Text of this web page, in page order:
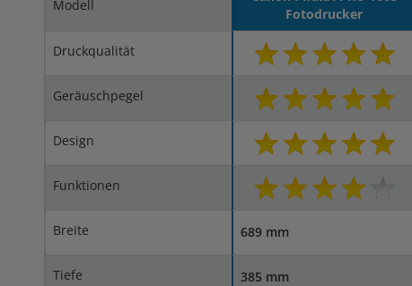
Modell
Fotodrucker
Druckqualität
Geräuschpegel
Design
Funktionen
Breite 689 mm
Tiefe 385 mm